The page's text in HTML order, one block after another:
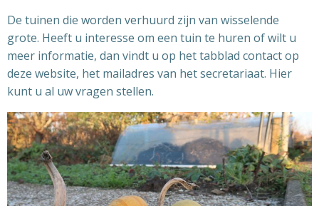
De tuinen die worden verhuurd zijn van wisselende
grote. Heeft u interesse om een tuin te huren of wilt u
meer informatie, dan vindt u op het tabblad contact op
deze website, het mailadres van het secretariaat. Hier
kunt u al uw vragen stellen.